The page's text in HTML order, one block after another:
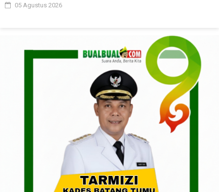
05 Agustus 2026